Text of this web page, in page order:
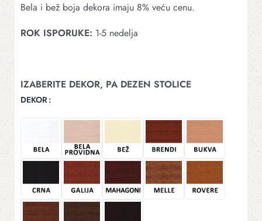
Bela i bež boja dekora imaju 8% veću cenu.
ROK ISPORUKE: 1-5 nedelja
IZABERITE DEKOR, PA DEZEN STOLICE
DEKOR